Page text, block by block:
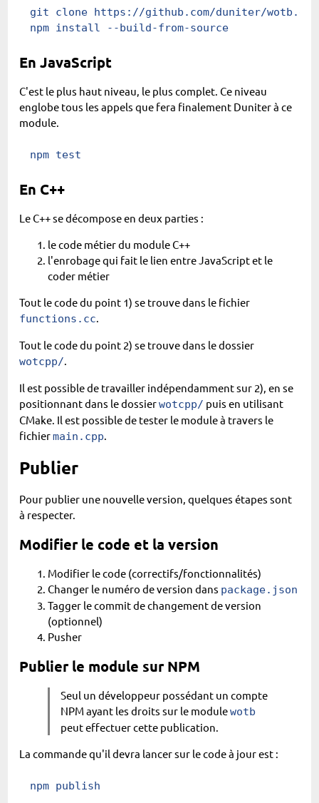
git clone https://github.com/duniter/wotb.git
npm install --build-from-source
En JavaScript
C'est le plus haut niveau, le plus complet. Ce niveau
englobe tous les appels que fera finalement Duniter à ce
module.
npm test
En C++
Le C++ se décompose en deux parties :
le code métier du module C++
l'enrobage qui fait le lien entre JavaScript et le
coder métier
Tout le code du point 1) se trouve dans le fichier
functions.cc.
Tout le code du point 2) se trouve dans le dossier
wotcpp/.
Il est possible de travailler indépendamment sur 2), en se
positionnant dans le dossierwotcpp/ puis en utilisant
CMake. Il est possible de tester le module à travers le
fichiermain.cpp.
Publier
Pour publier une nouvelle version, quelques étapes sont
à respecter.
Modifier le code et la version
Modifier le code (correctifs/fonctionnalités)
Changer le numéro de version dans package.json
Tagger le commit de changement de version
(optionnel)
Pusher
Publier le module sur NPM
Seul un développeur possédant un compte
NPM ayant les droits sur le modulewotb
peut effectuer cette publication.
La commande qu'il devra lancer sur le code à jour est :
npm publish